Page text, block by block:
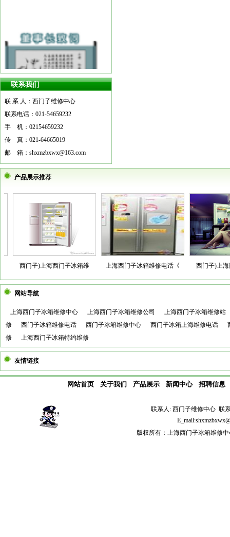
尊敬的各界朋友：首先，欢迎您访问
上海西门子冰箱维修中心，我仅代表
公司全体员工，向关注我们的事业，
鼓励、支持和帮助我们发展的各界朋
友表示衷心的感谢和诚挚的敬意！
联系我们
联 系 人：西门子维修中心
联系电话：021-54659232
手 机：02154659232
传 真：021-64665019
邮 箱：shxmzbxwx@163.com
产品展示推荐
西门子)上海西门子冰箱维 上海西门子冰箱维修电话《 西门子)上海
网站导航
上海西门子冰箱维修中心 上海西门子冰箱维修公司
上海西门子冰箱维修站
修
西门子冰箱维修电话 西门子冰箱维修中心 西门子冰箱上海维修电话
修
上海西门子冰箱特约维修
友情链接
网站首页 关于我们 产品展示 新闻中心 招聘信息
联系人: 西门子维修中心 联
版权所有：上海西门子冰箱维修